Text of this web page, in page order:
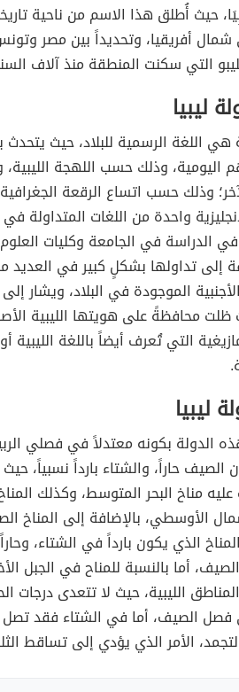
حيث أُطلق هذا الاسم من ناحية
شمال أفريقيا، وتحديداً بين مصر
التي سكنت المنطقة منذ آلاف
ليبيا
هي اللغة الرسمية للبلاد، حيث يتحدث
اليومية، وذلك حسب اللهجة الليبية،
وذلك حسب اتساع الرقعة الجغرافية
واحدة من اللغات المتداولة
الدراسة في الجامعة وكليات العلوم
إلى تداولها بشكلٍ كبير في العديد
الموجودة في البلاد، ويشار
ظلت محافظةً على هويتها الليبية
التي تُعرف أيضاً باللغة الليبية
ليبيا
الدولة بكونه معتدلاً في فصلي
حاراً، والشتاء بارداً نسبياً، حيث
عليه مناخ البحر المتوسط، وكذلك
الأوسطي، بالإضافة إلى المناخ
الذي يكون بارداً في الشتاء،
أما بالنسبة للمناح في الجبل
الليبية، حيث لا تتعدى درجات
فصل الصيف، أما في الشتاء فقد
الأمر الذي يؤدي إلى تساقط